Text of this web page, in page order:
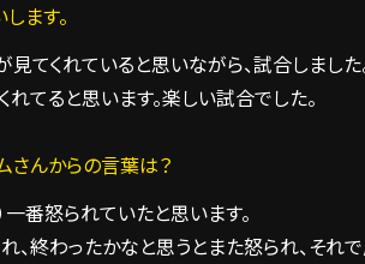
ます。
見てくれていると思いながら、試合しました
てると思います。楽しい試合でした。
さんからの言葉は？
番怒られていたと思います。
、終わったかなと思うとまた怒られ、それで